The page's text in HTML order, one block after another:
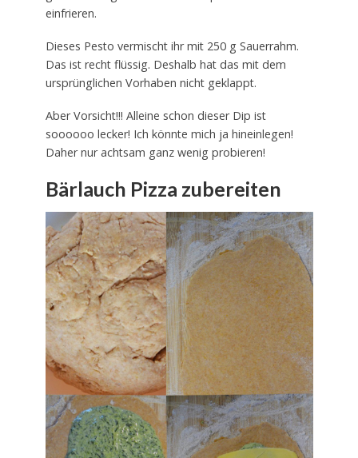
einfrieren.
Dieses Pesto vermischt ihr mit 250 g Sauerrahm.
Das ist recht flüssig. Deshalb hat das mit dem
ursprünglichen Vorhaben nicht geklappt.
Aber Vorsicht!!! Alleine schon dieser Dip ist
soooooo lecker! Ich könnte mich ja hineinlegen!
Daher nur achtsam ganz wenig probieren!
Bärlauch Pizza zubereiten